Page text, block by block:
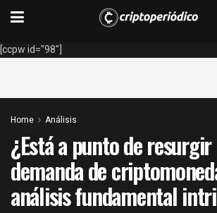
[ccpw id="98"]
Home Análisis
¿Está a punto de
demanda de
análisis fundamental